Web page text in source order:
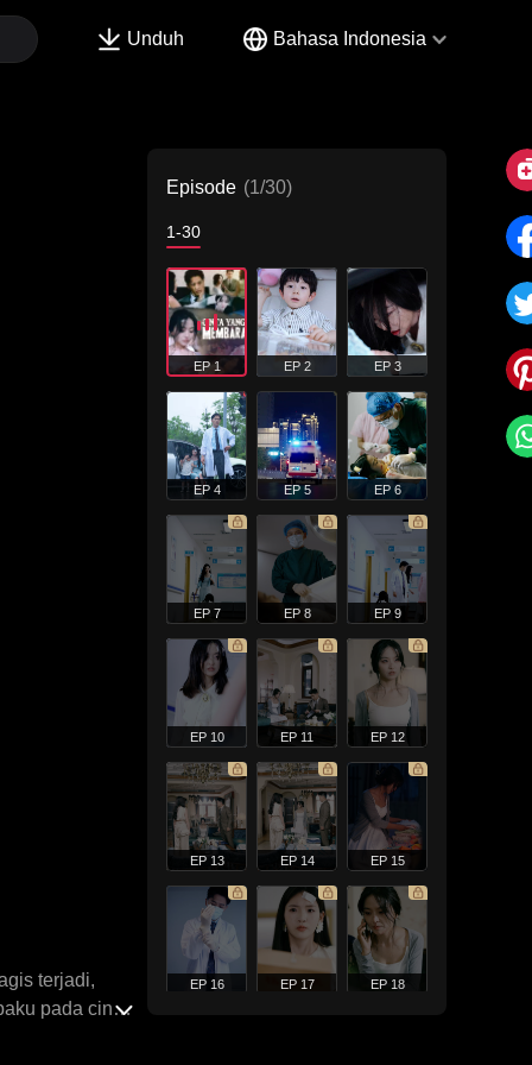
Unduh Bahasa Indonesia
terjadi,
pada cinta
Episode (1/30)
1-30
EP 1 EP 2 EP 3
EP 4 EP 5 EP 6
EP 7 EP 8 EP 9
EP 10 EP 11 EP 12
EP 13 EP 14 EP 15
EP 16 EP 17 EP 18